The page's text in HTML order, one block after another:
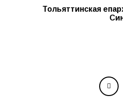
Тольяттинская